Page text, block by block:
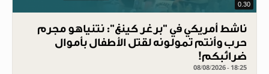
0.30
ناشط أمريكي في "برغر كينغ": نتنياهو مجرم
حرب وأنتم تمولونه لقتل الأطفال بأموال
ضرائبكم!
08/08/2026 - 18:25